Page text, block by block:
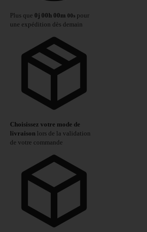
Plus que 0j 00h 00m 00s pour
une expédition dès demain
Choisissez votre mode de
livraison lors de la validation
de votre commande